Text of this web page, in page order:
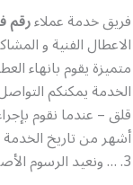
فريق خدمة عملاءرقم
الاعطال الفنية و
متميزة يقوم بانهاء
الخدمة يمكنكم
3. … ونعيد الرسوم الأصلية!